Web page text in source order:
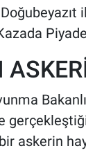
askerin